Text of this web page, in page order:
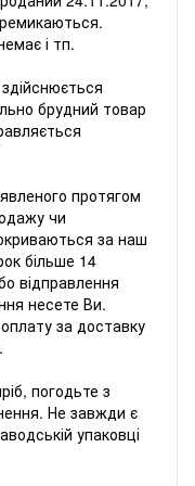
і тп.
брудний товар
протягом
чи
за наш
більше 14
відправлення
несете Ви.
за доставку
погодьте з
Не завжди є
упаковці